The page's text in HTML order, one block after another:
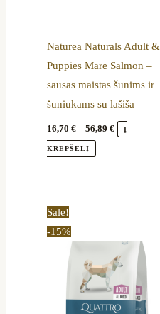
Naturea Naturals Adult &
Puppies Mare Salmon –
sausas maistas šunims ir
šuniukams su lašiša
16,70€ – 56,89€ Į
KREPŠELĮ
chosen
on
the
product
page
Sale!
-15%
through
44,19 €
multiple
variants.
The